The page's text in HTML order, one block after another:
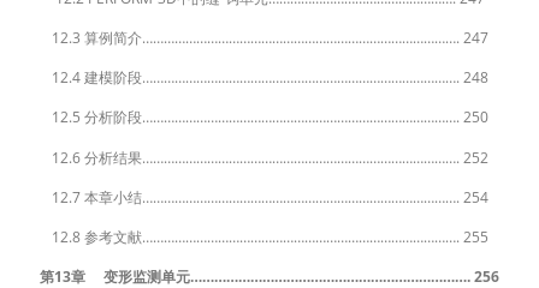
12.3 算例简介……………………………………………………………………………. 247
12.4 建模阶段……………………………………………………………………………. 248
12.5 分析阶段……………………………………………………………………………. 250
12.6 分析结果……………………………………………………………………………. 252
12.7 本章小结……………………………………………………………………………. 254
12.8 参考文献……………………………………………………………………………. 255
第13章 变形监测单元……………………………………………………………. 256